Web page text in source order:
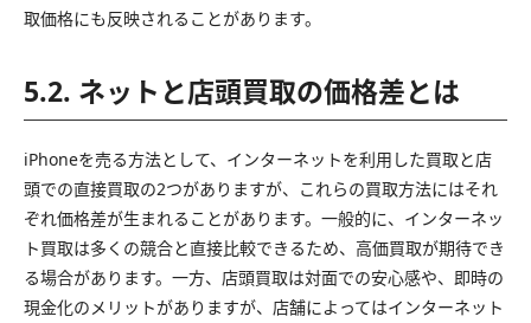
取価格にも反映されることがあります。
5.2. ネットと店頭買取の価格差とは
iPhoneを売る方法として、インターネットを利用した買取と店
頭での直接買取の2つがありますが、これらの買取方法にはそれ
ぞれ価格差が生まれることがあります。一般的に、インターネッ
ト買取は多くの競合と直接比較できるため、高価買取が期待でき
る場合があります。一方、店頭買取は対面での安心感や、即時の
現金化のメリットがありますが、店舗によってはインターネット